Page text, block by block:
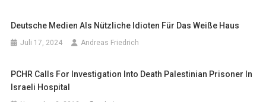
Deutsche Medien Als Nützliche Idioten Für Das Weiße Haus
Juli 17, 2024 Andreas Friedrich
PCHR Calls For Investigation Into Death Palestinian Prisoner In
Israeli Hospital